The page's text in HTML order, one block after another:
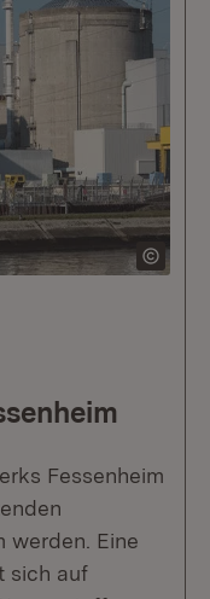
Fessenheim
werden. Eine
sich auf